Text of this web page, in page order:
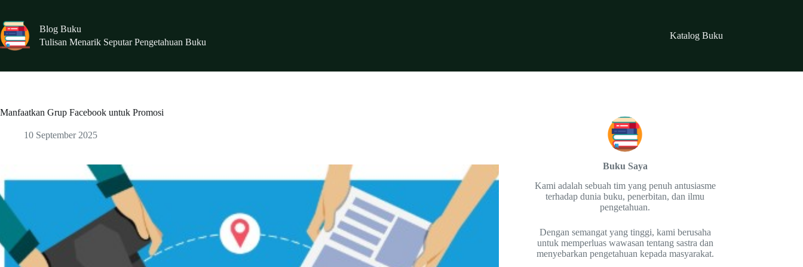
content
Blog Buku
Tulisan Menarik Seputar Pengetahuan Buku
Katalog Buku
Manfaatkan Grup Facebook untuk Promosi
10 September 2025
Buku Saya
Kami adalah sebuah tim yang penuh antusiasme
terhadap dunia buku, penerbitan, dan ilmu
pengetahuan.
Dengan semangat yang tinggi, kami berusaha
untuk memperluas wawasan tentang sastra dan
menyebarkan pengetahuan kepada masyarakat.